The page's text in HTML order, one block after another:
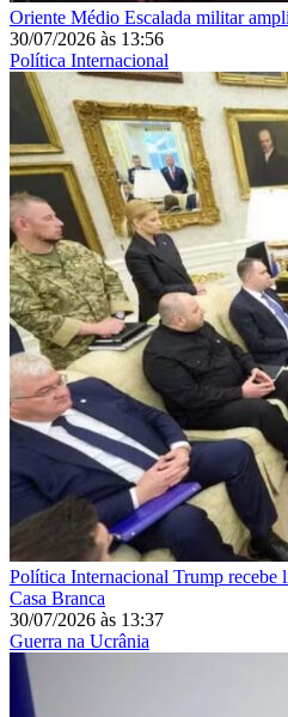
Oriente Médio Escalada militar
30/07/2026 às 13:56
Política Internacional
Política Internacional Trump recebe
Casa Branca
30/07/2026 às 13:37
Guerra na Ucrânia